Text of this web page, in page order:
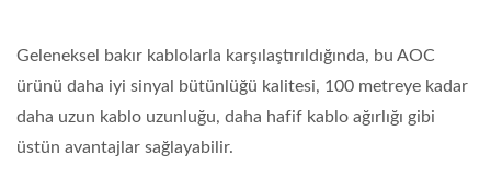
Geleneksel bakır kablolarla karşılaştırıldığında, bu AOC
ürünü daha iyi sinyal bütünlüğü kalitesi, 100 metreye kadar
daha uzun kablo uzunluğu, daha hafif kablo ağırlığı gibi
üstün avantajlar sağlayabilir.